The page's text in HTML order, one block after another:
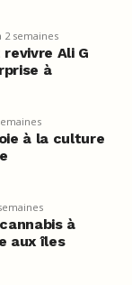
2 semaines
Ali G
à
à la culture
à
aux îles